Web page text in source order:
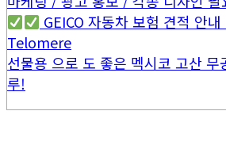
GEICO 자동차 보험 견적 안
Telomere
선물용 으로 도 좋은 멕시코 고산 무
루!